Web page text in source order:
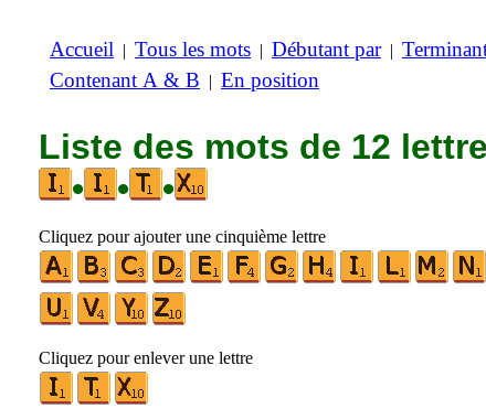
Accueil | Tous les mots | Débutant par|
Contenant A & B | En position
Liste des mots de 12
•
• •
Cliquez pour ajouter une cinquième lettre
Cliquez pour enlever une lettre